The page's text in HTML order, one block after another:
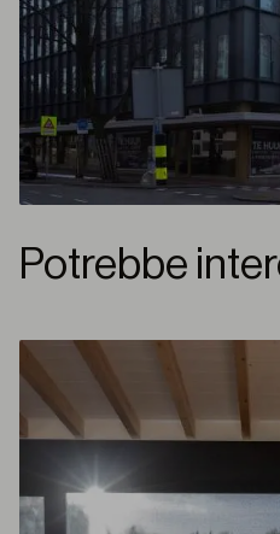
Potrebbe